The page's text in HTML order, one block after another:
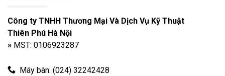
Công ty TNHH Thương Mại Và Dịch Vụ Kỹ Thuật
Thiên Phú Hà Nội
»MST: 0106923287
Máy bàn: (024) 32242428